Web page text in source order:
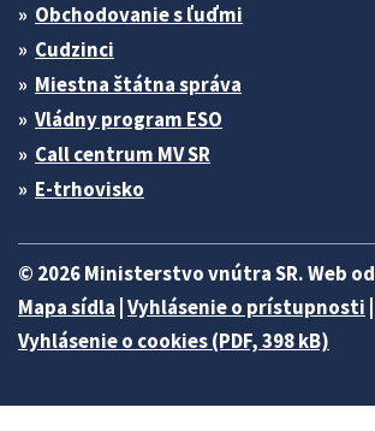
Obchodovanie s ľuďmi
Cudzinci
Miestna štátna správa
Vládny program ESO
Call centrum MV SR
E-trhovisko
© 2026 Ministerstvo vnútra SR. Web od
Mapa sídla Vyhlásenie o prístupnosti
Vyhlásenie o cookies (PDF, 398 kB)